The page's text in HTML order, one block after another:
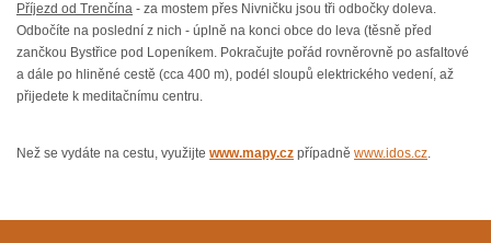
Příjezd od Trenčína - za mostem přes Nivničku jsou tři odbočky doleva.
Odbočíte na poslední z nich - úplně na konci obce do leva (těsně před
zančkou Bystřice pod Lopeníkem. Pokračujte pořád rovněrovně po asfaltové
a dále po hliněné cestě (cca 400 m), podél sloupů elektrického vedení, až
přijedete k meditačnímu centru.
Než se vydáte na cestu, využijte www.mapy.cz případně www.idos.cz.